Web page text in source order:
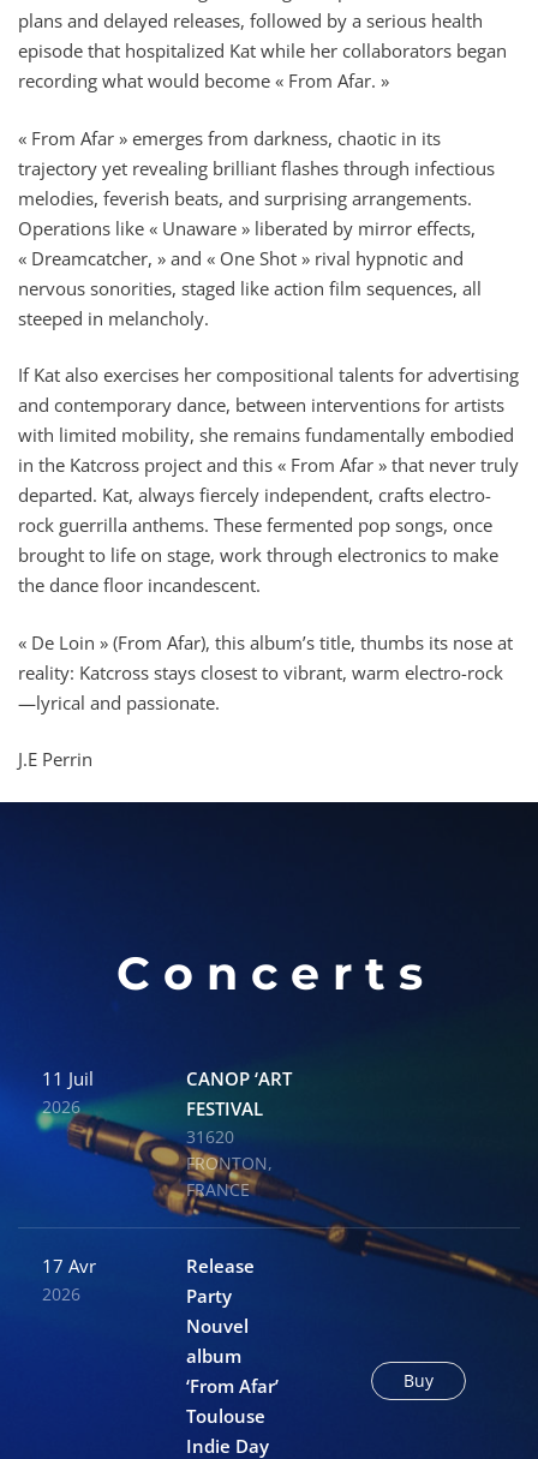
plans and delayed releases, followed by a serious health
episode that hospitalized Kat while her collaborators began
recording what would become « From Afar. »
« From Afar » emerges from darkness, chaotic in its
trajectory yet revealing brilliant flashes through infectious
melodies, feverish beats, and surprising arrangements.
Operations like « Unaware » liberated by mirror effects,
« Dreamcatcher, » and « One Shot » rival hypnotic and
nervous sonorities, staged like action film sequences, all
steeped in melancholy.
If Kat also exercises her compositional talents for advertising
and contemporary dance, between interventions for artists
with limited mobility, she remains fundamentally embodied
in the Katcross project and this « From Afar » that never truly
departed. Kat, always fiercely independent, crafts electro-
rock guerrilla anthems. These fermented pop songs, once
brought to life on stage, work through electronics to make
the dance floor incandescent.
« De Loin » (From Afar), this album’s title, thumbs its nose at
reality: Katcross stays closest to vibrant, warm electro-rock
—lyrical and passionate.
J.E Perrin
C o n c e r t s
11 Juil
2026
CANOP ‘ART
FESTIVAL
31620
FRONTON,
FRANCE
17 Avr
2026
Release
Party
Nouvel
album
‘From Afar’
Toulouse
Indie Day
Buy